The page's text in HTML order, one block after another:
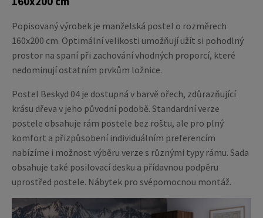
Popisovaný výrobek je manželská postel o rozměrech
160x200 cm. Optimální velikosti umožňují užít si pohodlný
prostor na spaní při zachování vhodných proporcí, které
nedominují ostatním prvkům ložnice.
Postel Beskyd 04 je dostupná v barvě ořech, zdůrazňující
krásu dřeva v jeho původní podobě. Standardní verze
postele obsahuje rám postele bez roštu, ale pro plný
komfort a přizpůsobení individuálním preferencím
nabízíme i možnost výběru verze s různými typy rámu. Sada
obsahuje také posilovací desku a přídavnou podpěru
uprostřed postele. Nábytek pro svépomocnou montáž.